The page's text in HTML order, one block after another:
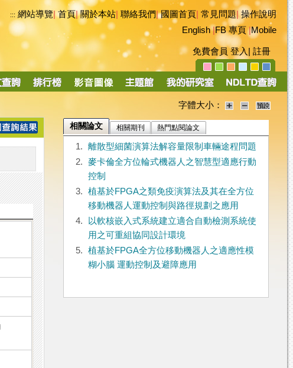
::: 網站導覽|首頁|關於本站 聯絡我們|國圖首頁 常見問題|操作說明
English|FB 專頁|Mobile
免費會員 登入 註冊
字體大小：
相關論文 相關期刊 熱門點閱論文
1.
離散型細菌演算法解容量限制車輛途程問題
2.
麥卡倫全方位輪式機器人之智慧型適應行動
控制
3.
植基於FPGA之類免疫演算法及其在全方位
移動機器人運動控制與路徑規劃之應用
4.
以軟核嵌入式系統建立適合自動檢測系統使
用之可重組協同設計環境
5.
植基於FPGA全方位移動機器人之適應性模
糊小腦 運動控制及避障應用